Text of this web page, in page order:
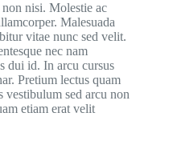
nisi. Molestie ac
Malesuada
vitae nunc sed velit.
nec nam
dui id. In arcu cursus
Pretium lectus quam
vestibulum sed arcu non
etiam erat velit